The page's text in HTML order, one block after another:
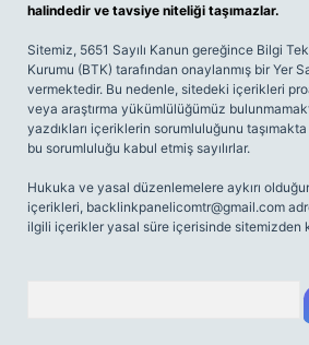
halindedir ve tavsiye niteliği taşımazlar.
Sitemiz, 5651 Sayılı Kanun gereğince Bilgi
Kurumu (BTK) tarafından onaylanmış bir Yer
vermektedir. Bu nedenle, sitedeki içerikleri
veya araştırma yükümlülüğümüz
yazdıkları içeriklerin sorumluluğunu
bu sorumluluğu kabul etmiş sayılırlar.
Hukuka ve yasal düzenlemelere aykırı
içerikleri, backlinkpanelicomtr@gmail.com
ilgili içerikler yasal süre içerisinde sitemizden